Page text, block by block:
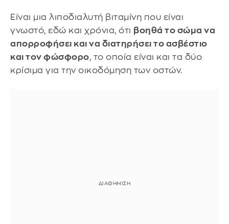
Είναι μια λιποδιαλυτή βιταμίνη που είναι
γνωστό, εδώ και χρόνια, ότι βοηθά το σώμα να
απορροφήσει και να διατηρήσει το ασβέστιο
και τον φώσφορο, το οποία είναι και τα δύο
κρίσιμα για την οικοδόμηση των οστών.